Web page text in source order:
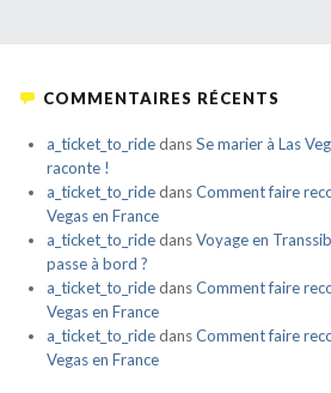
COMMENTAIRES RÉCENTS
a_ticket_to_ridedansSe marier à Las
raconte !
a_ticket_to_ridedansComment faire
Vegas en France
a_ticket_to_ridedansVoyage en
passe à bord ?
a_ticket_to_ridedansComment faire
Vegas en France
a_ticket_to_ridedansComment faire
Vegas en France